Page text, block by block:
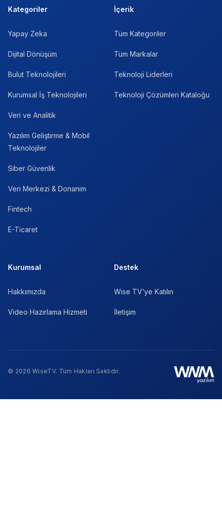
Kategoriler
Yapay Zeka
Dijital Dönüşüm
Bulut Teknolojileri
Kurumsal İş Teknolojileri
Veri ve Analitik
Yazılım Geliştirme & Mobil
Teknolojiler
Siber Güvenlik
Veri Merkezi & Donanım
Fintech
E-Ticaret
İçerik
Tüm Kategoriler
Tüm Markalar
Teknoloji Liderleri
Teknoloji Çözümleri Kataloğu
Kurumsal
Hakkımızda
Video Hazırlama Hizmeti
Destek
Wise TV’ye Katılın
İletişim
© 2026 WiseTV. Tüm Hakları Saklıdır.